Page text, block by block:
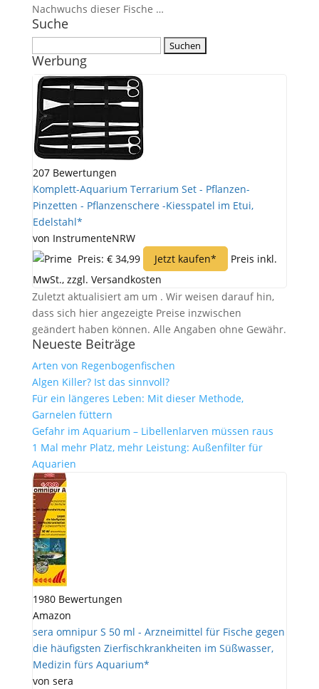
Nachwuchs dieser Fische …
Suche
nach:
Werbung
207 Bewertungen
Komplett-Aquarium Terrarium Set - Pflanzen-
Pinzetten - Pflanzenschere -Kiesspatel im Etui,
Edelstahl*
von InstrumenteNRW
Preis: € 34,99
Jetzt kaufen*
Preis inkl.
MwSt., zzgl. Versandkosten
Zuletzt aktualisiert am um . Wir weisen darauf hin,
dass sich hier angezeigte Preise inzwischen
geändert haben können. Alle Angaben ohne Gewähr.
Neueste Beiträge
Arten von Regenbogenfischen
Algen Killer? Ist das sinnvoll?
Für ein längeres Leben: Mit dieser Methode,
Garnelen füttern
Gefahr im Aquarium – Libellenlarven müssen raus
1 Mal mehr Platz, mehr Leistung: Außenfilter für
Aquarien
1980 Bewertungen
Amazon
sera omnipur S 50 ml - Arzneimittel für Fische gegen
die häufigsten Zierfischkrankheiten im Süßwasser,
Medizin fürs Aquarium*
von sera